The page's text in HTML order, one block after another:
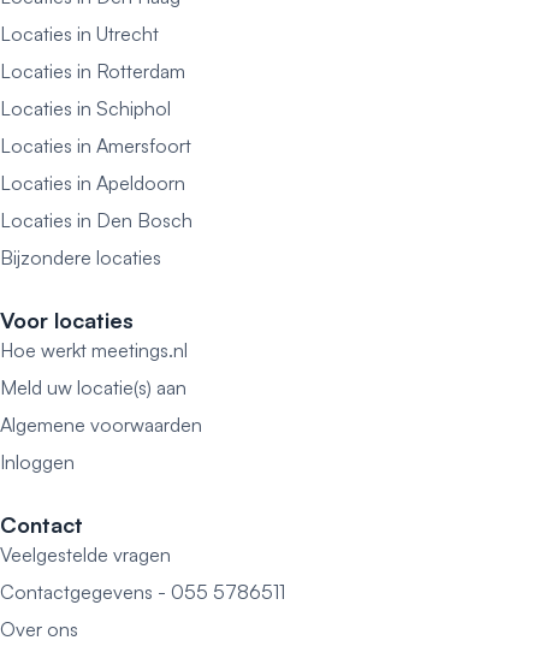
Locaties in Utrecht
Locaties in Rotterdam
Locaties in Schiphol
Locaties in Amersfoort
Locaties in Apeldoorn
Locaties in Den Bosch
Bijzondere locaties
Voor locaties
Hoe werkt meetings.nl
Meld uw locatie(s) aan
Algemene voorwaarden
Inloggen
Contact
Veelgestelde vragen
Contactgegevens - 055 5786511
Over ons